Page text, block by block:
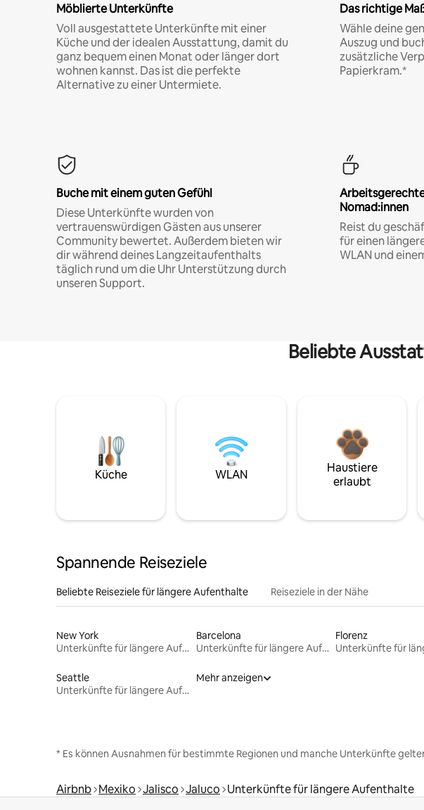
Möblierte Unterkünfte
Voll ausgestattete Unterkünfte mit einer
Küche und der idealen Ausstattung, damit du
ganz bequem einen Monat oder länger dort
wohnen kannst. Das ist die perfekte
Alternative zu einer Untermiete.
Das richtige
Wähle deine
Auszug und
zusätzliche
Papierkram.*
Buche mit einem guten Gefühl
Diese Unterkünfte wurden von
vertrauenswürdigen Gästen aus unserer
Community bewertet. Außerdem bieten wir
dir während deines Langzeitaufenthalts
täglich rund um die Uhr Unterstützung durch
unseren Support.
Nomad:innen
Reist du
für einen
WLAN und
Beliebte
Küche WLAN
Haustiere
erlaubt
Spannende Reiseziele
Beliebte Reiseziele für längere Aufenthalte Reiseziele in der Nähe
New York
Unterkünfte für längere Aufenthalte
Barcelona
Unterkünfte für längere Aufenthalte
Florenz
Seattle
Unterkünfte für längere Aufenthalte
Mehr anzeigen
* Es können Ausnahmen für bestimmte Regionen und manche Unterkünfte
Airbnb Mexiko Jalisco Jaluco Unterkünfte für längere Aufenthalte